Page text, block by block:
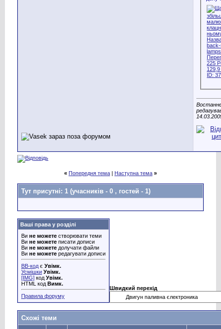
Востаннє
« Попередня тема | Наступна тема »
Тут присутні: 1 (учасників - 0 , гостей - 1)
Ваші права у розділі
Ви не можете створювати теми
Ви не можете писати дописи
Ви не можете долучати файли
Ви не можете редагувати дописи
BB-код є Увімк.
Усмішки Увімк.
[IMG] код Увімк.
HTML код Вимк.
Правила форуму
Швидкий перехід
Схожі теми